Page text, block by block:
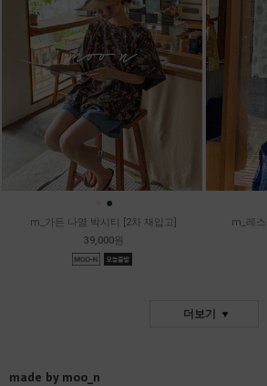
●
m_가든 나염 박시티 [2차 재입고]
39,000원
m_레
더보기
made by moo_n